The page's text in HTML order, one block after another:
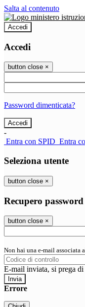
Salta al contenuto
Accedi
Accedi
button close ×
Password dimenticata?
-
Entra con SPID Entra
Seleziona utente
button close ×
Recupero password
button close ×
Non hai una e-mail associata
E-mail inviata, si prega
Errore